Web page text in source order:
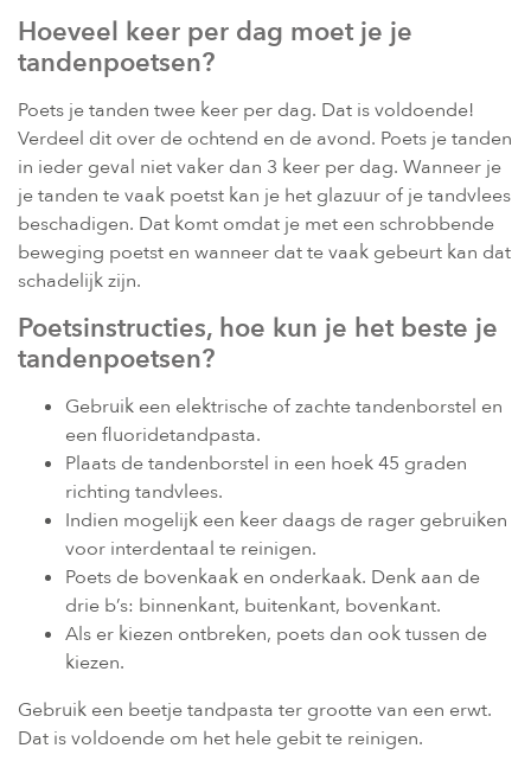
Hoeveel keer per dag moet je je
tandenpoetsen?
Poets je tanden twee keer per dag. Dat is voldoende!
Verdeel dit over de ochtend en de avond. Poets je tanden
in ieder geval niet vaker dan 3 keer per dag. Wanneer je
je tanden te vaak poetst kan je het glazuur of je tandvlees
beschadigen. Dat komt omdat je met een schrobbende
beweging poetst en wanneer dat te vaak gebeurt kan dat
schadelijk zijn.
Poetsinstructies, hoe kun je het beste je
tandenpoetsen?
Gebruik een elektrische of zachte tandenborstel en
een fluoridetandpasta.
Plaats de tandenborstel in een hoek 45 graden
richting tandvlees.
Indien mogelijk een keer daags de rager gebruiken
voor interdentaal te reinigen.
Poets de bovenkaak en onderkaak. Denk aan de
drie b’s: binnenkant, buitenkant, bovenkant.
Als er kiezen ontbreken, poets dan ook tussen de
kiezen.
Gebruik een beetje tandpasta ter grootte van een erwt.
Dat is voldoende om het hele gebit te reinigen.